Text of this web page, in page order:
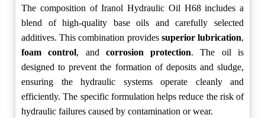
The composition of Iranol Hydraulic Oil H68 includes a
blend of high-quality base oils and carefully selected
additives. This combination provides superior lubrication,
foam control, and corrosion protection. The oil is
designed to prevent the formation of deposits and sludge,
ensuring the hydraulic systems operate cleanly and
efficiently. The specific formulation helps reduce the risk of
hydraulic failures caused by contamination or wear.